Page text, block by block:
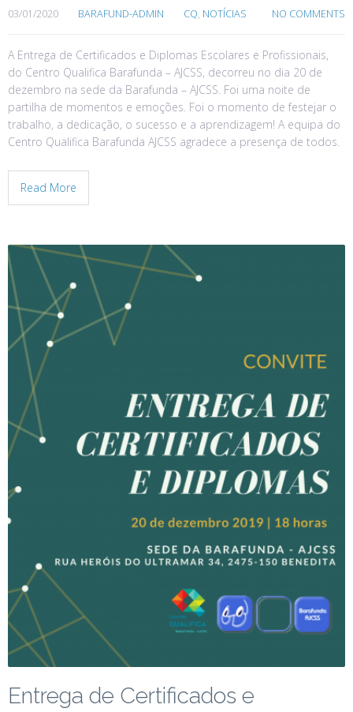
03/01/2020 BARAFUND-ADMIN CQ, NOTÍCIAS NO COMMENTS
A Entrega de Certificados e Diplomas Escolares e Profissionais,
do Centro Qualifica Barafunda – AJCSS, decorreu no dia 20 de
dezembro na sede da Barafunda – AJCSS. Foi uma noite de
partilha de momentos e emoções. Foi o momento de festejar o
trabalho, a dedicação, o sucesso e a aprendizagem! A equipa do
Centro Qualifica Barafunda AJCSS agradece a presença de todos.
Read More
Entrega de Certificados e